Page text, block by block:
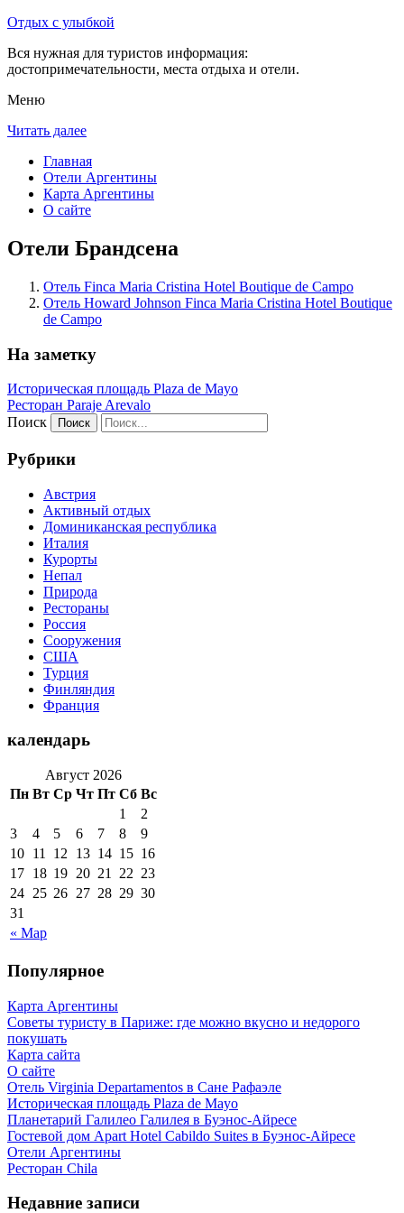
Отдых с улыбкой
Вся нужная для туристов информация:
достопримечательности, места отдыха и отели.
Меню
Читать далее
Главная
Отели Аргентины
Карта Аргентины
О сайте
Отели Брандсена
Отель Finca Maria Cristina Hotel Boutique de Campo
Отель Howard Johnson Finca Maria Cristina Hotel Boutique
de Campo
На заметку
Историческая площадь Plaza de Mayo
Ресторан Paraje Arevalo
Поиск
Рубрики
Австрия
Активный отдых
Доминиканская республика
Италия
Курорты
Непал
Природа
Рестораны
Россия
Сооружения
США
Турция
Финляндия
Франция
календарь
Август 2026
Пн Вт Ср Чт Пт Сб Вс
« Мар
1
2
3
4 5 6 7 8
9
10 11 12 13 14 15 16
17 18 19 20 21 22 23
24 25 26 27 28 29 30
31
Популярное
Карта Аргентины
Советы туристу в Париже: где можно вкусно и недорого
покушать
Карта сайта
О сайте
Отель Virginia Departamentos в Сане Рафаэле
Историческая площадь Plaza de Mayo
Планетарий Галилео Галилея в Буэнос-Айресе
Гостевой дом Apart Hotel Cabildo Suites в Буэнос-Айресе
Отели Аргентины
Ресторан Chila
Недавние записи